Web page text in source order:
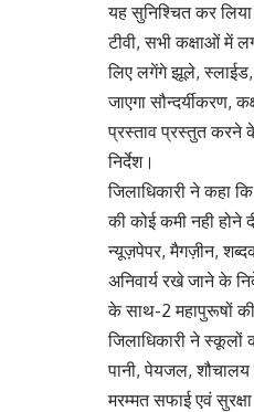
यह सुनिश्चित कर
टीवी, सभी कक्षाओं में
लिए लगेंगे झूले, स्लाईड,
जाएगा सौन्दर्यीकरण,
प्रस्ताव प्रस्तुत करने के
निर्देश।
जिलाधिकारी ने कहा
की कोई कमी नही होने
न्यूज़पेपर, मैगज़ीन,
अनिवार्य रखे जाने के
के साथ-2 महापुरूषों
जिलाधिकारी ने स्कूलों
पानी, पेयजल, शौचालय
मरम्मत सफाई एवं